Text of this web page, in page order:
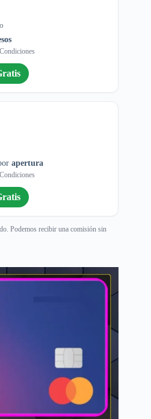
apertura
Podemos recibir una comisión sin